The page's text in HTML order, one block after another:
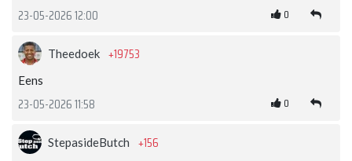
23-05-2026 12:00 0
Theedoek +19753
Eens
23-05-2026 11:58 0
StepasideButch +156